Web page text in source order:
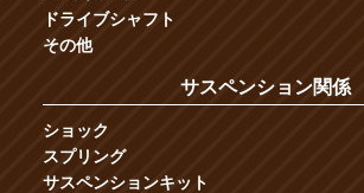
ドライブシャフト
その他
サスペンション関係
ショック
スプリング
サスペンションキット